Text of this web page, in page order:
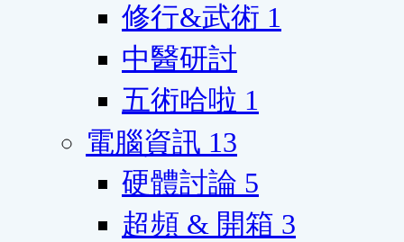
修行&武術 1
中醫研討
五術哈啦 1
電腦資訊 13
硬體討論 5
超頻 & 開箱 3